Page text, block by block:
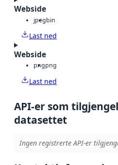
Webside
jpegbin
Last ned
Webside
pngpng
Last ned
API-er som
datasettet
Ingen registrerte API-er